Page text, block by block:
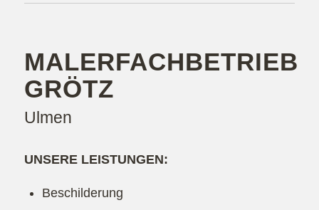
MALERFACHBETRIEB
GRÖTZ
Ulmen
UNSERE LEISTUNGEN:
Beschilderung